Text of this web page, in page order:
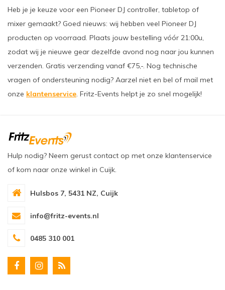
Heb je je keuze voor een Pioneer DJ controller, tabletop of
mixer gemaakt? Goed nieuws: wij hebben veel Pioneer DJ
producten op voorraad. Plaats jouw bestelling vóór 21:00u,
zodat wij je nieuwe gear dezelfde avond nog naar jou kunnen
verzenden. Gratis verzending vanaf €75,-. Nog technische
vragen of ondersteuning nodig? Aarzel niet en bel of mail met
onze klantenservice. Fritz-Events helpt je zo snel mogelijk!
Hulp nodig? Neem gerust contact op met onze klantenservice
of kom naar onze winkel in Cuijk.
Hulsbos 7, 5431 NZ, Cuijk
info@fritz-events.nl
0485 310 001